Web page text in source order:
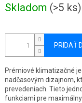
cena:
Skladom (>5 ks)
PRIDAŤ
Prémiové klimatizačné
nadčasovým dizajnom,
prevedeniach. Tieto
funkciami pre